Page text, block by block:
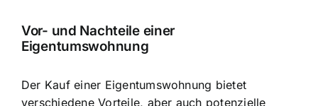
Vor- und Nachteile einer
Eigentumswohnung
Der Kauf einer Eigentumswohnung bietet
verschiedene Vorteile, aber auch potenzielle